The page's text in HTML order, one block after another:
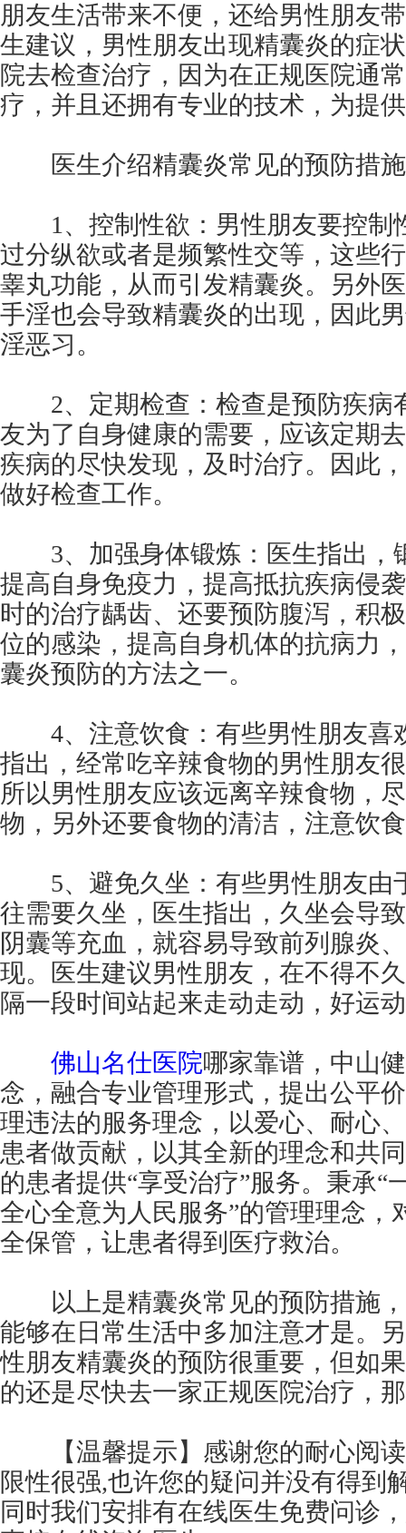
朋友生活带来不便，还给男性朋友
生建议，男性朋友出现精囊炎的症
院去检查治疗，因为在正规医院通
疗，并且还拥有专业的技术，为提
医生介绍精囊炎常见的预防措施
1、控制性欲：男性朋友要控制
过分纵欲或者是频繁性交等，这些
睾丸功能，从而引发精囊炎。另外
手淫也会导致精囊炎的出现，因此
淫恶习。
2、定期检查：检查是预防疾病
友为了自身健康的需要，应该定期
疾病的尽快发现，及时治疗。因此
做好检查工作。
3、加强身体锻炼：医生指出，
提高自身免疫力，提高抵抗疾病侵
时的治疗龋齿、还要预防腹泻，积
位的感染，提高自身机体的抗病力
囊炎预防的方法之一。
4、注意饮食：有些男性朋友喜
指出，经常吃辛辣食物的男性朋友
所以男性朋友应该远离辛辣食物，
物，另外还要食物的清洁，注意饮
5、避免久坐：有些男性朋友由
往需要久坐，医生指出，久坐会导
阴囊等充血，就容易导致前列腺炎
现。医生建议男性朋友，在不得不
隔一段时间站起来走动走动，好运
佛山名仕医院哪家靠谱，中山
念，融合专业管理形式，提出公平
理违法的服务理念，以爱心、耐心
患者做贡献，以其全新的理念和共
的患者提供“享受治疗”服务。秉承“
全心全意为人民服务”的管理理念，
全保管，让患者得到医疗救治。
以上是精囊炎常见的预防措施，
能够在日常生活中多加注意才是。
性朋友精囊炎的预防很重要，但如
的还是尽快去一家正规医院治疗，
【温馨提示】感谢您的耐心阅读
限性很强,也许您的疑问并没有得到
同时我们安排有在线医生免费问诊